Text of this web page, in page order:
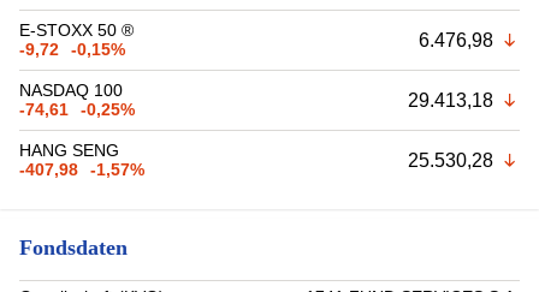
E-STOXX 50 ®
-9,72
-0,15% 6.476,98
NASDAQ 100
-74,61
-0,25% 29.413,18
HANG SENG
-407,98
-1,57% 25.530,28
Fondsdaten